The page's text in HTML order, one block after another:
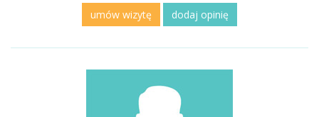
umów wizytę dodaj opinię